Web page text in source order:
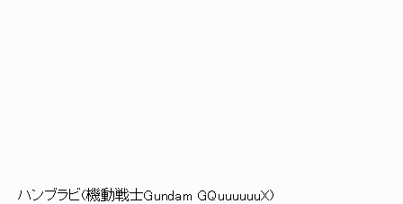
ハンブラビ(機動戦士Gundam GQuuuuuuX)